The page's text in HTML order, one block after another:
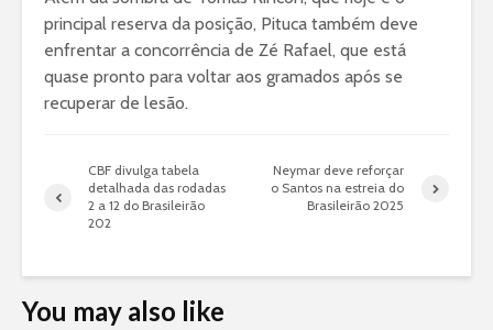
principal reserva da posição, Pituca também deve
enfrentar a concorrência de Zé Rafael, que está
quase pronto para voltar aos gramados após se
recuperar de lesão.
CBF divulga tabela
detalhada das rodadas
2 a 12 do Brasileirão
202
Neymar deve reforçar
o Santos na estreia do
Brasileirão 2025
You may also like